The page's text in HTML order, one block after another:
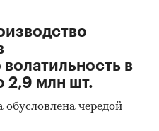
в
2,9 млн шт.
чередой